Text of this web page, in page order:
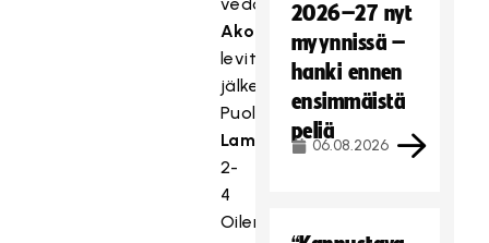
Akolan
levityssyötön
jälkeen.
PuolustajaJanne
Lamminensivalsi
2-
4
Oilersin
2026–27 nyt
myynnissä –
hanki ennen
ensimmäistä
peliä
06.08.2026